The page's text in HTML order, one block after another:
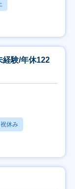
経験/年休122
休み